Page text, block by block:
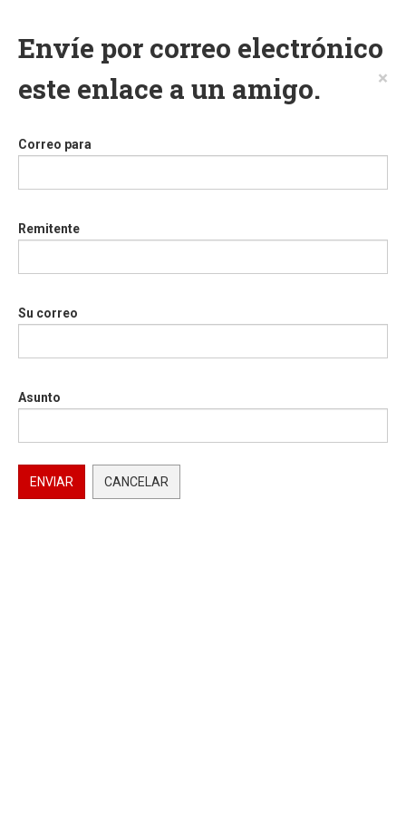
Envíe por correo electrónico
este enlace a un amigo.
×
Correo para
Remitente
Su correo
Asunto
ENVIAR CANCELAR